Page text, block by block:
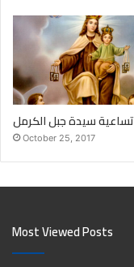
تساعية سيدة جبل الكرمل
October 25, 2017
Most Viewed Posts